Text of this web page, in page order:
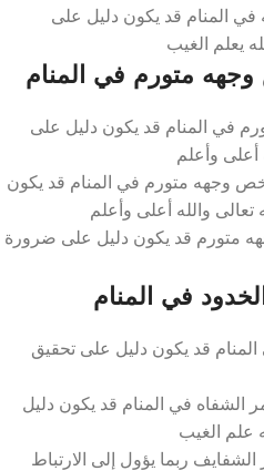
في المنام قد يكون دليل على
يعلم الغيب
متورم في المنام
في المنام قد يكون دليل على
أعلى وأعلم
وجهه متورم في المنام قد يكون
والله أعلى وأعلم
متورم قد يكون دليل على ضرورة
في المنام
قد يكون دليل على تحقيق
الشفاه في المنام قد يكون دليل
علم الغيب
ربما يؤول إلى الارتباط